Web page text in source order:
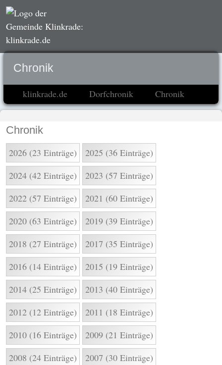
Chronik
klinkrade.de Dorfchronik Chronik
Chronik
2026 (23 Einträge)
2025 (36 Einträge)
2024 (42 Einträge)
2023 (57 Einträge)
2022 (57 Einträge)
2021 (60 Einträge)
2020 (63 Einträge)
2019 (39 Einträge)
2018 (27 Einträge)
2017 (35 Einträge)
2016 (14 Einträge)
2015 (19 Einträge)
2014 (25 Einträge)
2013 (40 Einträge)
2012 (12 Einträge)
2011 (18 Einträge)
2010 (16 Einträge)
2009 (21 Einträge)
2008 (24 Einträge)
2007 (30 Einträge)